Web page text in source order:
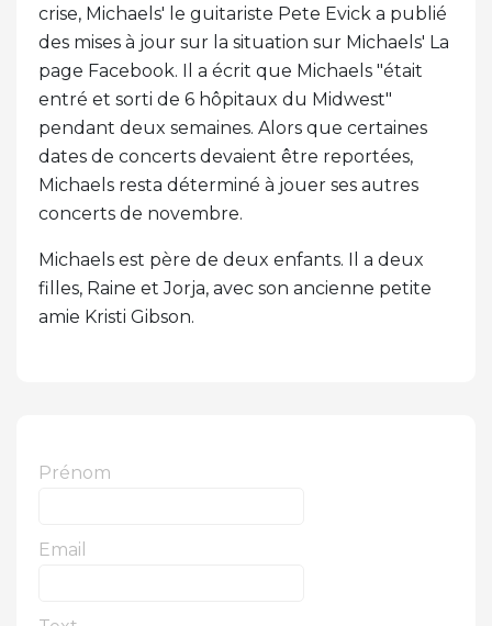
crise, Michaels' le guitariste Pete Evick a publié
des mises à jour sur la situation sur Michaels' La
page Facebook. Il a écrit que Michaels "était
entré et sorti de 6 hôpitaux du Midwest"
pendant deux semaines. Alors que certaines
dates de concerts devaient être reportées,
Michaels resta déterminé à jouer ses autres
concerts de novembre.
Michaels est père de deux enfants. Il a deux
filles, Raine et Jorja, avec son ancienne petite
amie Kristi Gibson.
Prénom
Email